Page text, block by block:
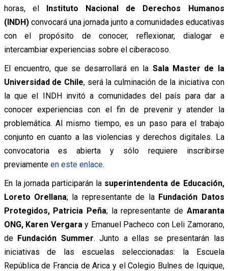
horas, el Instituto Nacional de Derechos Humanos
(INDH)convocará una jornada junto a comunidades educativas
con el propósito de conocer, reflexionar, dialogar e
intercambiar experiencias sobre el ciberacoso.
El encuentro, que se desarrollará en la Sala Master de la
Universidad de Chile, será la culminación de la iniciativa con
la que el INDH invitó a comunidades del país para dar a
conocer experiencias con el fin de prevenir y atender la
problemática. Al mismo tiempo, es un paso para el trabajo
conjunto en cuanto a las violencias y derechos digitales. La
convocatoria es abierta y sólo requiere inscribirse
previamente en este enlace.
En la jornada participarán la superintendenta de Educación,
Loreto Orellana; la representante de la Fundación Datos
Protegidos, Patricia Peña; la representante de Amaranta
ONG, Karen Vergara y Emanuel Pacheco con Leli Zamorano,
de Fundación Summer. Junto a ellas se presentarán las
iniciativas de las escuelas seleccionadas: la Escuela
República de Francia de Arica y el Colegio Bulnes de Iquique,